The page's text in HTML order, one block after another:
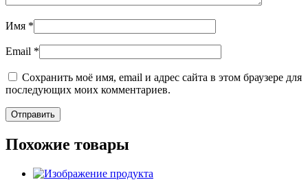
Имя *
Email *
Сохранить моё имя, email и адрес сайта в этом браузере для
последующих моих комментариев.
Похожие товары